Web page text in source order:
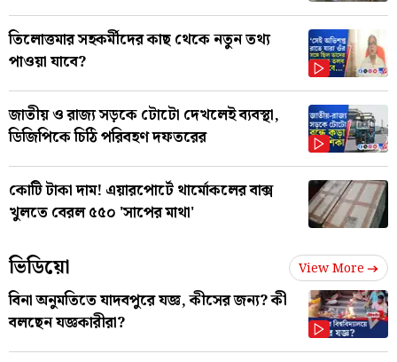
তিলোত্তমার সহকর্মীদের কাছ থেকে নতুন তথ্য
পাওয়া যাবে?
জাতীয় ও রাজ্য সড়কে টোটো দেখলেই ব্যবস্থা,
ডিজিপিকে চিঠি পরিবহণ দফতরের
কোটি টাকা দাম! এয়ারপোর্টে থার্মোকলের বাক্স
খুলতে বেরল ৫৫০ 'সাপের মাথা'
ভিডিয়ো View More
বিনা অনুমতিতে যাদবপুরে যজ্ঞ, কীসের জন্য? কী
বলছেন যজ্ঞকারীরা?